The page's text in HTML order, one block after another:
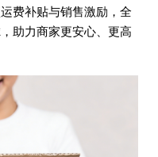
费补贴与销售激励，全
助力商家更安心、更高